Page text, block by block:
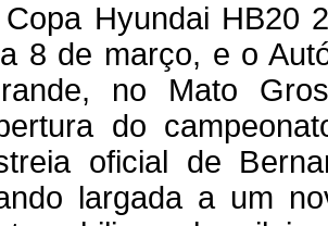
Copa Hyundai HB20
8 de março, e o
no Mato
do
oficial de
largada a um